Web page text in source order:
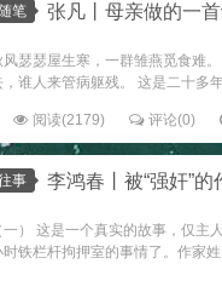
随笔 张凡丨母亲做的一
风瑟瑟屋生寒，一群雏燕觅食难
，谁人来管病躯残。 这是二十多
阅读(2179) 评论(0)
事 李鸿春丨被“强奸”的
一） 这是一个真实的故事，仅
时铁栏杆拘押室的事情了。作家